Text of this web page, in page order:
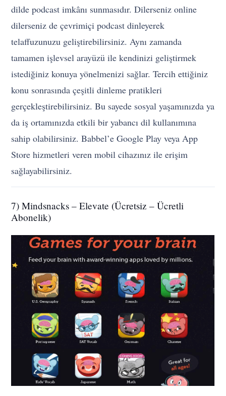
dilde podcast imkânı sunmasıdır. Dilerseniz online
dilerseniz de çevrimiçi podcast dinleyerek
telaffuzunuzu geliştirebilirsiniz. Aynı zamanda
tamamen işlevsel arayüzü ile kendinizi geliştirmek
istediğiniz konuya yönelmenizi sağlar. Tercih ettiğiniz
konu sonrasında çeşitli dinleme pratikleri
gerçekleştirebilirsiniz. Bu sayede sosyal yaşamınızda ya
da iş ortamınızda etkili bir yabancı dil kullanımına
sahip olabilirsiniz. Babbel’e Google Play veya App
Store hizmetleri veren mobil cihazınız ile erişim
sağlayabilirsiniz.
7) Mindsnacks – Elevate (Ücretsiz – Ücretli
Abonelik)